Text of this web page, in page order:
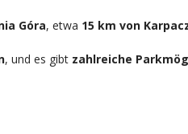
Góra, etwa 15 km von
, und es gibt zahlreiche